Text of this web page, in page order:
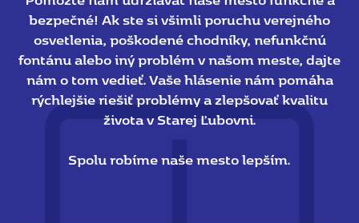
bezpečné! Ak ste si všimli poruchu verejného
osvetlenia, poškodené chodníky, nefunkčnú
fontánu alebo iný problém v našom meste, dajte
nám o tom vedieť. Vaše hlásenie nám pomáha
rýchlejšie riešiť problémy a zlepšovať kvalitu
života v Starej Ľubovni.
Spolu robíme naše mesto lepším.